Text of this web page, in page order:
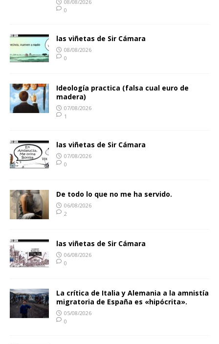
08/08/2026
0
las viñetas de Sir Cámara
08/08/2026
0
Ideología practica (falsa cual euro de
madera)
07/08/2026
1
las viñetas de Sir Cámara
07/08/2026
0
De todo lo que no me ha servido.
06/08/2026
2
las viñetas de Sir Cámara
06/08/2026
0
La crítica de Italia y Alemania a la amnistía
migratoria de España es «hipócrita».
05/08/2026
0